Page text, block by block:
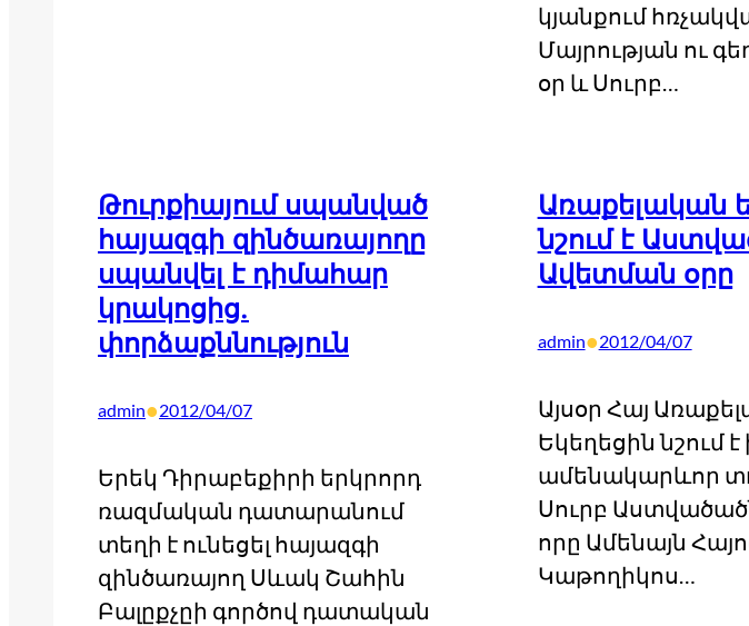
կյանքում
Մայրության ու
օր և Սուրբ…
Թուրքիայում սպանված
հայազգի զինծառայողը
սպանվել է դիմահար
կրակոցից.
փորձաքննություն
admin•2012/04/07
Երեկ Դիրաբեքիրի երկրորդ
ռազմական դատարանում
տեղի է ունեցել հայազգի
զինծառայող Սևակ Շահին
Բալըքչըի գործով դատական
Առաքելական
նշում է
Ավետման օրը
admin•2012/04/07
Այսօր Հայ
Եկեղեցին նշում է
ամենակարևոր
Սուրբ
որը Ամենայն
Կաթողիկոս…